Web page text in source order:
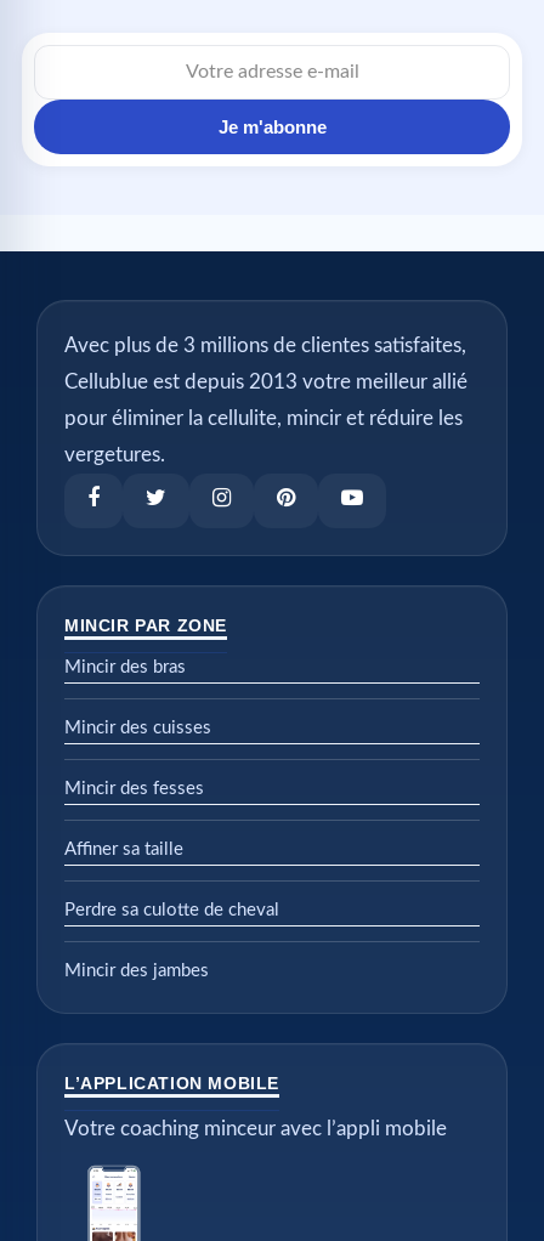
Je m'abonne
Avec plus de 3 millions de clientes satisfaites,
Cellublue est depuis 2013 votre meilleur allié
pour éliminer la cellulite, mincir et réduire les
vergetures.
MINCIR PAR ZONE
Mincir des bras
Mincir des cuisses
Mincir des fesses
Affiner sa taille
Perdre sa culotte de cheval
Mincir des jambes
L’APPLICATION MOBILE
Votre coaching minceur avec l’appli mobile